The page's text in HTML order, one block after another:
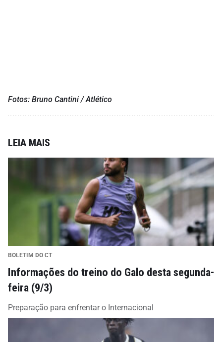
Fotos: Bruno Cantini / Atlético
LEIA MAIS
BOLETIM DO CT
Informações do treino do Galo desta segunda-
feira (9/3)
Preparação para enfrentar o Internacional